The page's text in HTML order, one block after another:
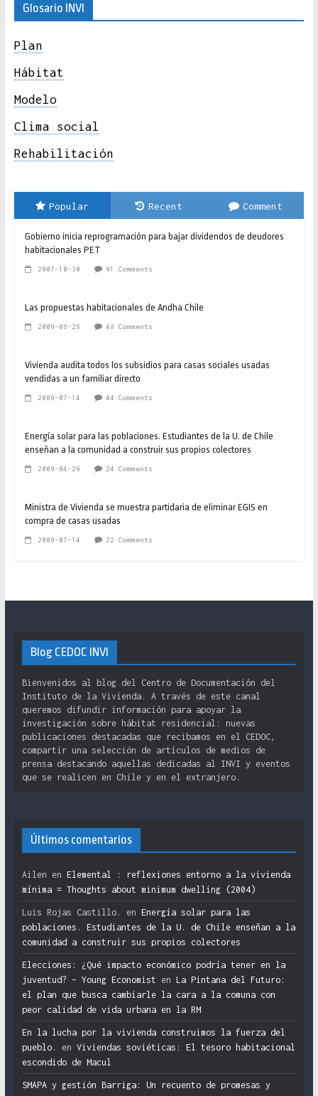
Glosario INVI
Plan
Hábitat
Modelo
Clima social
Rehabilitación
Popular Recent Comment
Gobierno inicia reprogramación para bajar dividendos de deudores
habitacionales PET
2007-10-30 91 Comments
Las propuestas habitacionales de Andha Chile
2009-06-26 48 Comments
Vivienda audita todos los subsidios para casas sociales usadas
vendidas a un familiar directo
2009-07-14 44 Comments
Energía solar para las poblaciones. Estudiantes de la U. de Chile
enseñan a la comunidad a construir sus propios colectores
2009-04-29 24 Comments
Ministra de Vivienda se muestra partidaria de eliminar EGIS en
compra de casas usadas
2009-07-14 22 Comments
Blog CEDOC INVI
Bienvenidos al blog del Centro de Documentación del
Instituto de la Vivienda. A través de este canal
queremos difundir información para apoyar la
investigación sobre hábitat residencial: nuevas
publicaciones destacadas que recibamos en el CEDOC,
compartir una selección de artículos de medios de
prensa destacando aquellas dedicadas al INVI y eventos
que se realicen en Chile y en el extranjero.
Últimos comentarios
Ailen en Elemental : reflexiones entorno a la vivienda
mínima = Thoughts about minimum dwelling (2004)
Luis Rojas Castillo. en Energía solar para las
poblaciones. Estudiantes de la U. de Chile enseñan a la
comunidad a construir sus propios colectores
Elecciones: ¿Qué impacto económico podría tener en la
juventud? – Young Economist en La Pintana del Futuro:
el plan que busca cambiarle la cara a la comuna con
peor calidad de vida urbana en la RM
En la lucha por la vivienda construimos la fuerza del
pueblo.
en Viviendas soviéticas: El tesoro habitacional
escondido de Macul
SMAPA y gestión Barriga: Un recuento de promesas y